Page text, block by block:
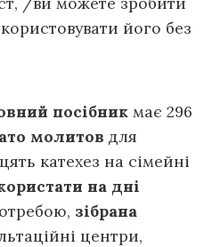
його без
посібник має 296
молитов для
катехез на сімейні
на дні
зібрана
центри,